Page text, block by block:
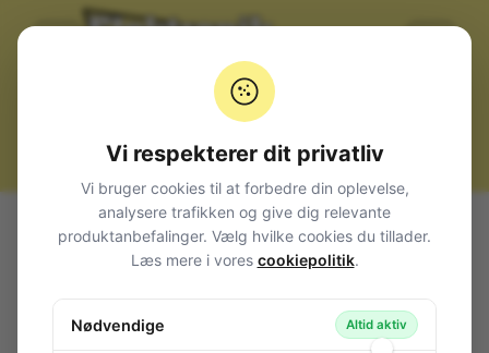
Alle produkter Kabler, stik og adaptere
Audio
Højttalerkabler
SpeakOn Adapter
Speakon 4-P Coupler
Speakon 4-P Coupler
Vi respekterer dit privatliv
Vi bruger cookies til at forbedre din oplevelse,
analysere trafikken og give dig relevante
produktanbefalinger. Vælg hvilke cookies du tillader.
Læs mere i vores cookiepolitik.
Nødvendige Altid aktiv